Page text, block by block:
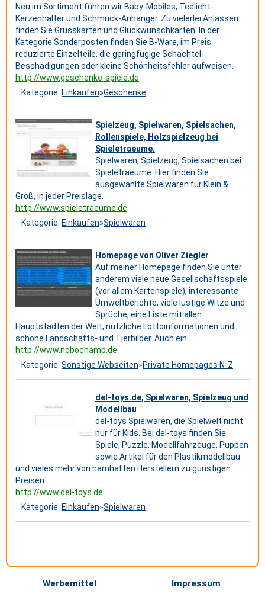
Neu im Sortiment führen wir Baby-Mobiles, Teelicht-
Kerzenhalter und Schmuck-Anhänger. Zu vielerlei Anlässen
finden Sie Grusskarten und Glückwunschkarten. In der
Kategorie Sonderposten finden Sie B-Ware, im Preis
reduzierte Einzelteile, die geringfügige Schachtel-
Beschädigungen oder kleine Schönheitsfehler aufweisen.
http://www.geschenke-spiele.de
Kategorie: Einkaufen»Geschenke
Spielzeug, Spielwaren, Spielsachen,
Rollenspiele, Holzspielzeug bei
Spieletraeume.
Spielwaren, Spielzeug, Spielsachen bei
Spieletraeume. Hier finden Sie
ausgewählte Spielwaren für Klein &
Groß, in jeder Preislage.
http://www.spieletraeume.de
Kategorie: Einkaufen»Spielwaren
Homepage von Oliver Ziegler
Auf meiner Homepage finden Sie unter
anderem viele neue Gesellschaftsspiele
(vor allem Kartenspiele), interessante
Umweltberichte, viele lustige Witze und
Sprüche, eine Liste mit allen
Hauptstädten der Welt, nützliche Lottoinformationen und
schöne Landschafts- und Tierbilder. Auch ein ...
http://www.nobochamp.de
Kategorie: Sonstige Webseiten»Private Homepages N-Z
del-toys.de, Spielwaren, Spielzeug und
Modellbau
del-toys Spielwaren, die Spielwelt nicht
nur für Kids. Bei del-toys finden Sie
Spiele, Puzzle, Modellfahrzeuge, Puppen
sowie Artikel für den Plastikmodellbau
und vieles mehr von namhaften Herstellern zu günstigen
Preisen.
http://www.del-toys.de
Kategorie: Einkaufen»Spielwaren
Werbemittel Impressum